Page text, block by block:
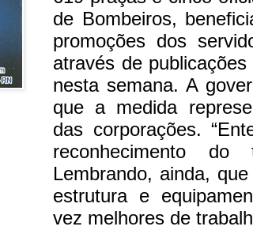
de Bombeiros,
promoções dos
através de
nesta semana. A
que a medida
das corporações.
reconhecimento do
Lembrando, ainda,
estrutura e
vez melhores de